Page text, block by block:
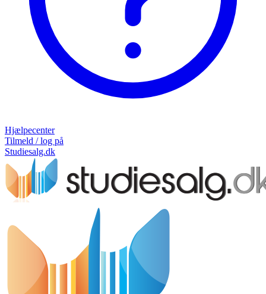
Hjælpecenter
Tilmeld / log på
Studiesalg.dk